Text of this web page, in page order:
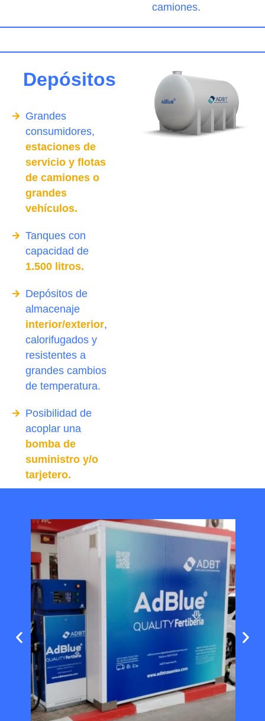
camiones.
Depósitos
Grandes
consumidores,
estaciones de
servicio y flotas
de camiones o
grandes
vehículos.
Tanques con
capacidad de
1.500 litros.
Depósitos de
almacenaje
interior/exterior,
calorifugados y
resistentes a
grandes cambios
de temperatura.
Posibilidad de
acoplar una
bomba de
suministro y/o
tarjetero.